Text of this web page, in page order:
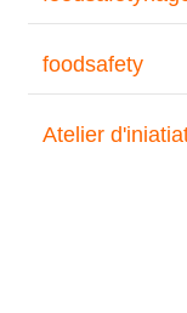
foodsafety
Atelier